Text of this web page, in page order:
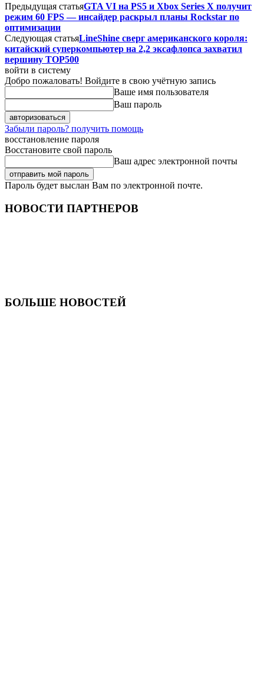
Предыдущая статьяGTA VI на PS5 и Xbox Series X получит
режим 60 FPS — инсайдер раскрыл планы Rockstar по
оптимизации
Следующая статьяLineShine сверг американского короля:
китайский суперкомпьютер на 2,2 эксафлопса захватил
вершину TOP500
войти в систему
Добро пожаловать! Войдите в свою учётную запись
Ваше имя пользователя
Ваш пароль
Забыли пароль? получить помощь
восстановление пароля
Восстановите свой пароль
Ваш адрес электронной почты
Пароль будет выслан Вам по электронной почте.
НОВОСТИ ПАРТНЕРОВ
БОЛЬШЕ НОВОСТЕЙ